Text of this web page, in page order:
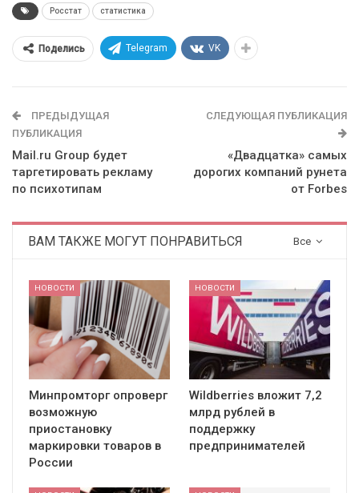
Росстат статистика
Поделись Telegram VK
ПРЕДЫДУЩАЯ
ПУБЛИКАЦИЯ
Mail.ru Group будет
таргетировать рекламу
по психотипам
СЛЕДУЮЩАЯ ПУБЛИКАЦИЯ
«Двадцатка» самых
дорогих компаний рунета
от Forbes
Все
ВАМ ТАКЖЕ МОГУТ ПОНРАВИТЬСЯ
НОВОСТИ
Минпромторг опроверг
возможную
приостановку
маркировки товаров в
России
НОВОСТИ
Wildberries вложит 7,2
млрд рублей в
поддержку
предпринимателей